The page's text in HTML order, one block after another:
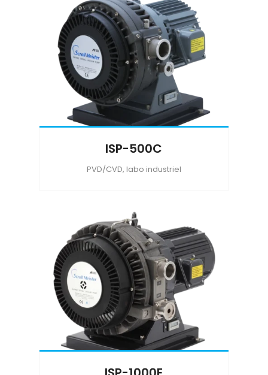
ISP-500C
PVD/CVD, labo industriel